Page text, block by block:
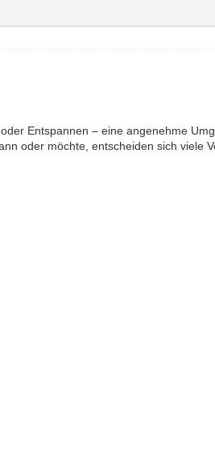
Entspannen – eine angenehme
oder möchte, entscheiden sich viele